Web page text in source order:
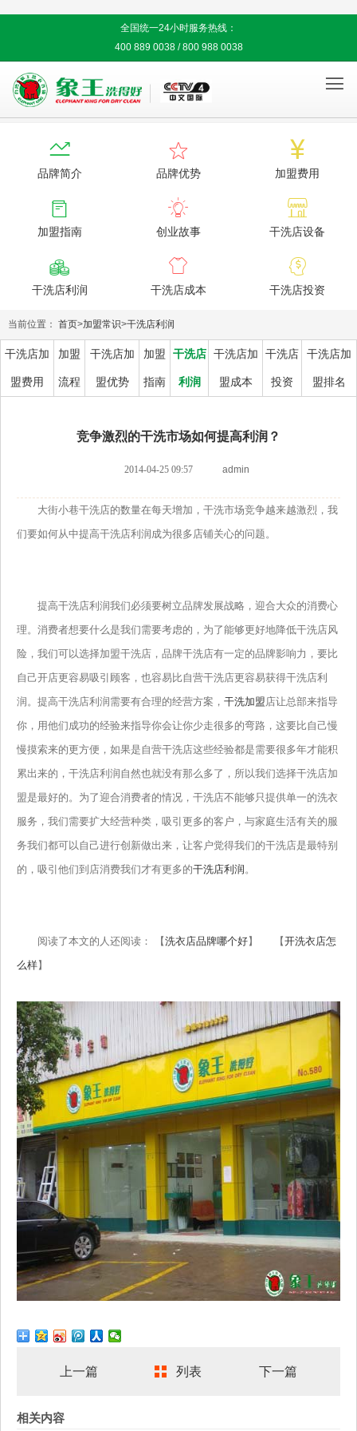
全国统一24小时服务热线：
400 889 0038 / 800 988 0038


品牌简介

品牌优势

加盟费用

加盟指南

创业故事

干洗店设备

干洗店利润

干洗店成本

干洗店投资
当前位置： 首页>加盟常识>干洗店利润
干洗店加
盟费用
加盟
流程
干洗店加
盟优势
加盟
指南
干洗店
利润
干洗店加
盟成本
干洗店
投资
干洗店加
盟排名
竞争激烈的干洗市场如何提高利润？
2014-04-25 09:57 admin
大街小巷干洗店的数量在每天增加，干洗市场竞争越来越激烈，我
们要如何从中提高干洗店利润成为很多店铺关心的问题。
提高干洗店利润我们必须要树立品牌发展战略，迎合大众的消费心
理。消费者想要什么是我们需要考虑的，为了能够更好地降低干洗店风
险，我们可以选择加盟干洗店，品牌干洗店有一定的品牌影响力，要比
自己开店更容易吸引顾客，也容易比自营干洗店更容易获得干洗店利
润。提高干洗店利润需要有合理的经营方案， 干洗加盟店让总部来指导
你，用他们成功的经验来指导你会让你少走很多的弯路，这要比自己慢
慢摸索来的更方便，如果是自营干洗店这些经验都是需要很多年才能积
累出来的，干洗店利润自然也就没有那么多了，所以我们选择干洗店加
盟是最好的。为了迎合消费者的情况，干洗店不能够只提供单一的洗衣
服务，我们需要扩大经营种类，吸引更多的客户，与家庭生活有关的服
务我们都可以自己进行创新做出来，让客户觉得我们的干洗店是最特别
的，吸引他们到店消费我们才有更多的干洗店利润。
阅读了本文的人还阅读： 【洗衣店品牌哪个好】 【开洗衣店怎
么样】
上一篇 列表 下一篇
相关内容